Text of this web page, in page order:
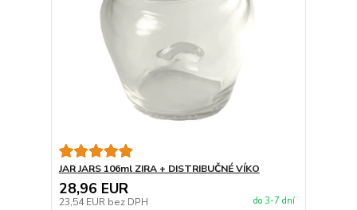
JAR JARS 106ml ZIRA + DISTRIBUČNÉ VÍKO
28,96 EUR
23,54 EUR bez DPH do 3-7 dní